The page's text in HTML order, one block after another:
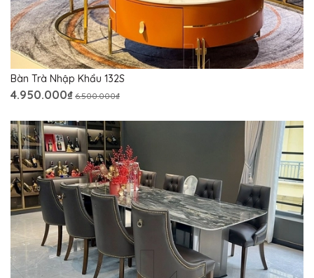
Bàn Trà Nhập Khẩu 132S
4.950.000₫ 6.500.000₫